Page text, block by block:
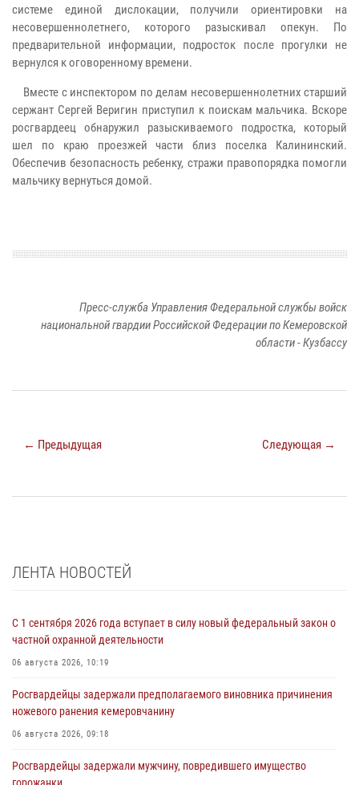
системе единой дислокации, получили ориентировки на
несовершеннолетнего, которого разыскивал опекун. По
предварительной информации, подросток после прогулки не
вернулся к оговоренному времени.
Вместе с инспектором по делам несовершеннолетних старший
сержант Сергей Веригин приступил к поискам мальчика. Вскоре
росгвардеец обнаружил разыскиваемого подростка, который
шел по краю проезжей части близ поселка Калининский.
Обеспечив безопасность ребенку, стражи правопорядка помогли
мальчику вернуться домой.
Пресс-служба Управления Федеральной службы войск
национальной гвардии Российской Федерации по Кемеровской
области - Кузбассу
← Предыдущая Следующая →
ЛЕНТА НОВОСТЕЙ
С 1 сентября 2026 года вступает в силу новый федеральный закон о
частной охранной деятельности
06 августа 2026, 10:19
Росгвардейцы задержали предполагаемого виновника причинения
ножевого ранения кемеровчанину
06 августа 2026, 09:18
Росгвардейцы задержали мужчину, повредившего имущество